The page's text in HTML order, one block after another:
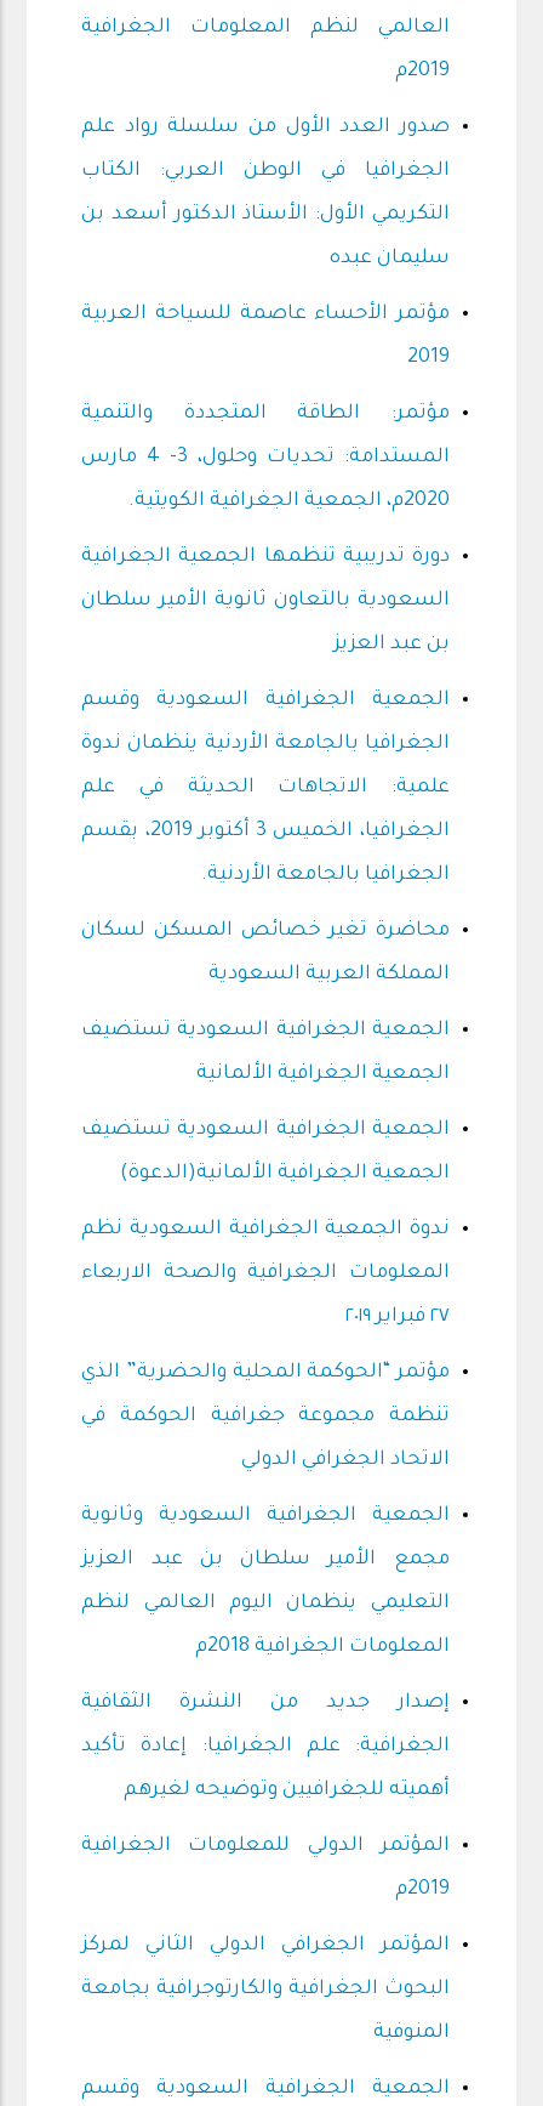
العالمي لنظم المعلومات الجغرافية
2019م
صدور العدد الأول من سلسلة رواد علم
الجغرافيا في الوطن العربي: الكتاب
التكريمي الأول: الأستاذ الدكتور أسعد بن
سليمان عبده
مؤتمر الأحساء عاصمة للسياحة العربية
2019
مؤتمر: الطاقة المتجددة والتنمية
المستدامة: تحديات وحلول، 3- 4 مارس
2020م، الجمعية الجغرافية الكويتية.
دورة تدريبية تنظمها الجمعية الجغرافية
السعودية بالتعاون ثانوية الأمير سلطان
بن عبد العزيز
الجمعية الجغرافية السعودية وقسم
الجغرافيا بالجامعة الأردنية ينظمان ندوة
علمية: الاتجاهات الحديثة في علم
الجغرافيا، الخميس 3 أكتوبر 2019، بقسم
الجغرافيا بالجامعة الأردنية.
محاضرة تغير خصائص المسكن لسكان
المملكة العربية السعودية
الجمعية الجغرافية السعودية تستضيف
الجمعية الجغرافية الألمانية
الجمعية الجغرافية السعودية تستضيف
الجمعية الجغرافية الألمانية(الدعوة)
ندوة الجمعية الجغرافية السعودية نظم
المعلومات الجغرافية والصحة الاربعاء
٢٧ فبراير ٢٠١٩
مؤتمر “الحوكمة المحلية والحضرية” الذي
تنظمة مجموعة جغرافية الحوكمة في
الاتحاد الجغرافي الدولي
الجمعية الجغرافية السعودية وثانوية
مجمع الأمير سلطان بن عبد العزيز
التعليمي ينظمان اليوم العالمي لنظم
المعلومات الجغرافية 2018م
إصدار جديد من النشرة الثقافية
الجغرافية: علم الجغرافيا: إعادة تأكيد
أهميته للجغرافيين وتوضيحه لغيرهم
المؤتمر الدولي للمعلومات الجغرافية
2019م
المؤتمر الجغرافي الدولي الثاني لمركز
البحوث الجغرافية والكارتوجرافية بجامعة
المنوفية
الجمعية الجغرافية السعودية وقسم